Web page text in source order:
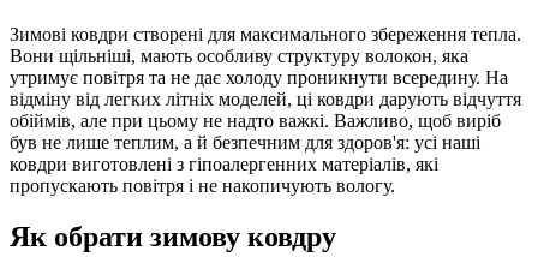
Зимові ковдри створені для максимального збереження тепла.
Вони щільніші, мають особливу структуру волокон, яка
утримує повітря та не дає холоду проникнути всередину. На
відміну від легких літніх моделей, ці ковдри дарують відчуття
обіймів, але при цьому не надто важкі. Важливо, щоб виріб
був не лише теплим, а й безпечним для здоров'я: усі наші
ковдри виготовлені з гіпоалергенних матеріалів, які
пропускають повітря і не накопичують вологу.
Як обрати зимову ковдру